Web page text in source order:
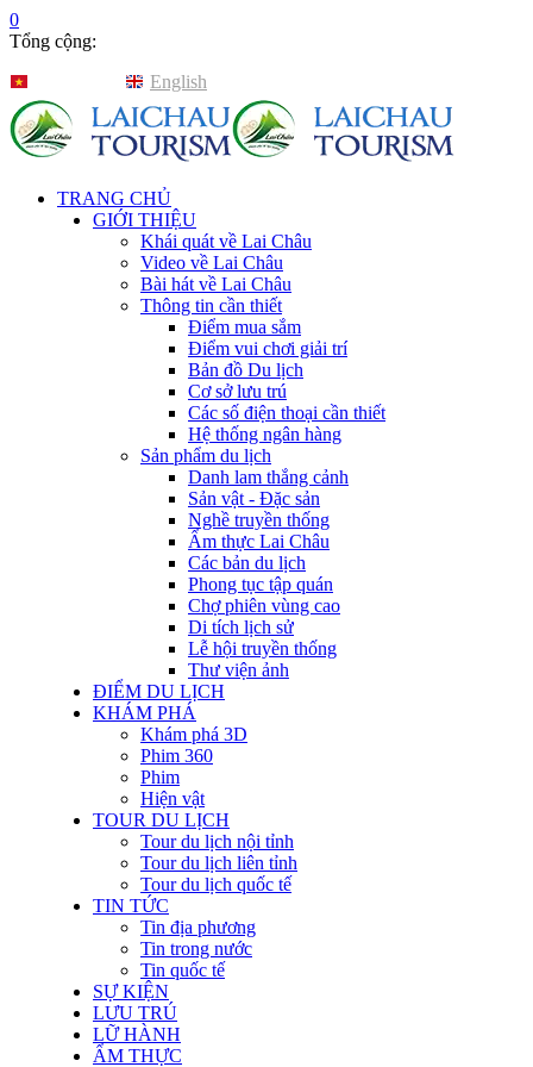
0
Tổng cộng:
English
TRANG CHỦ
GIỚI THIỆU
Khái quát về Lai Châu
Video về Lai Châu
Bài hát về Lai Châu
Thông tin cần thiết
Điểm mua sắm
Điểm vui chơi giải trí
Bản đồ Du lịch
Cơ sở lưu trú
Các số điện thoại cần thiết
Hệ thống ngân hàng
Sản phẩm du lịch
Danh lam thắng cảnh
Sản vật - Đặc sản
Nghề truyền thống
Ẩm thực Lai Châu
Các bản du lịch
Phong tục tập quán
Chợ phiên vùng cao
Di tích lịch sử
Lễ hội truyền thống
Thư viện ảnh
ĐIỂM DU LỊCH
KHÁM PHÁ
Khám phá 3D
Phim 360
Phim
Hiện vật
TOUR DU LỊCH
Tour du lịch nội tỉnh
Tour du lịch liên tỉnh
Tour du lịch quốc tế
TIN TỨC
Tin địa phương
Tin trong nước
Tin quốc tế
SỰ KIỆN
LƯU TRÚ
LỮ HÀNH
ẨM THỰC